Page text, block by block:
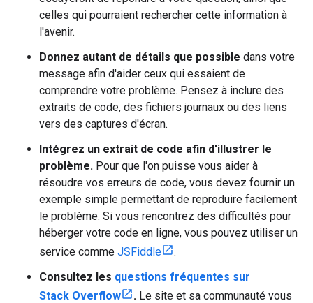
celles qui pourraient rechercher cette information à
l'avenir.
Donnez autant de détails que possible dans votre
message afin d'aider ceux qui essaient de
comprendre votre problème. Pensez à inclure des
extraits de code, des fichiers journaux ou des liens
vers des captures d'écran.
Intégrez un extrait de code afin d'illustrer le
problème. Pour que l'on puisse vous aider à
résoudre vos erreurs de code, vous devez fournir un
exemple simple permettant de reproduire facilement
le problème. Si vous rencontrez des difficultés pour
héberger votre code en ligne, vous pouvez utiliser un
service comme JSFiddle
.
Consultez les questions fréquentes sur
Stack Overflow
. Le site et sa communauté vous